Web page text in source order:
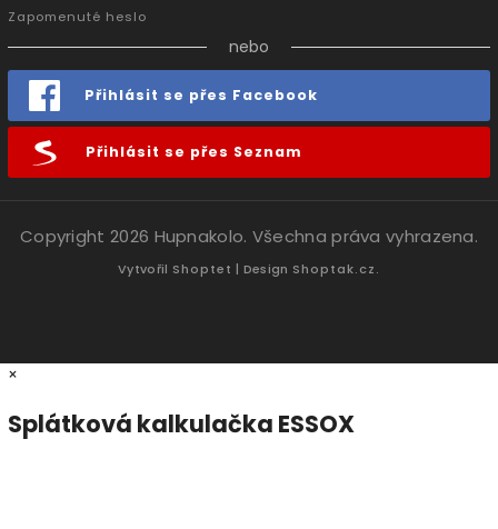
Zapomenuté heslo
nebo
Přihlásit se přes Facebook
Přihlásit se přes Seznam
Copyright 2026 Hupnakolo. Všechna práva vyhrazena.
Vytvořil Shoptet | Design Shoptak.cz.
×
Splátková kalkulačka ESSOX